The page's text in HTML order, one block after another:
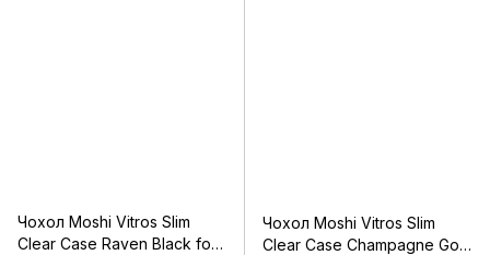
Чохол Moshi Vitros Slim
Clear Case Raven Black for
Чохол Moshi Vitros Slim
Clear Case Champagne Gold